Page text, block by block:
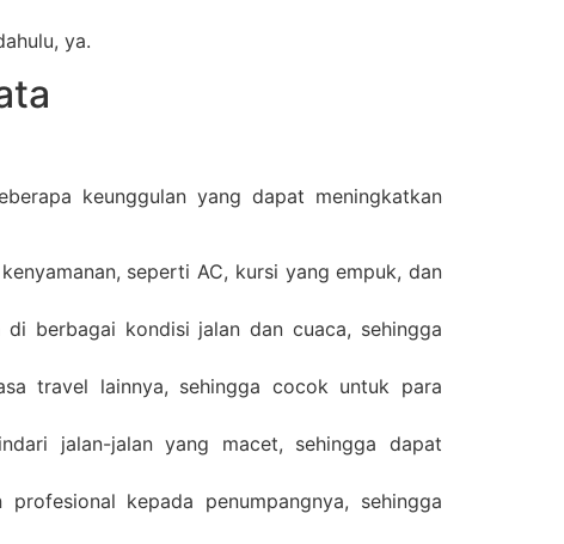
ya.
keunggulan yang dapat meningkatkan
seperti AC, kursi yang empuk, dan
di berbagai kondisi jalan dan cuaca, sehingga
travel lainnya, sehingga cocok untuk para
jalan-jalan yang macet, sehingga dapat
kepada penumpangnya, sehingga